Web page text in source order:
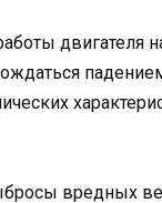
двигателя
вредных